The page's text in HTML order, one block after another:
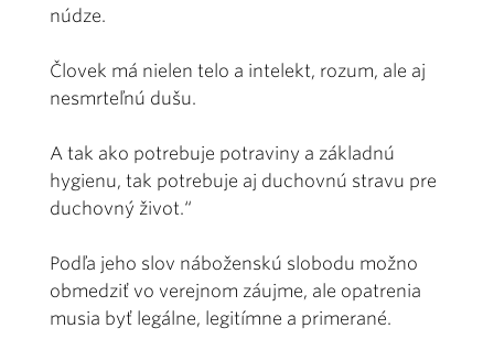
núdze.
Človek má nielen telo a intelekt, rozum, ale aj
nesmrteľnú dušu.
A tak ako potrebuje potraviny a základnú
hygienu, tak potrebuje aj duchovnú stravu pre
duchovný život.“
Podľa jeho slov náboženskú slobodu možno
obmedziť vo verejnom záujme, ale opatrenia
musia byť legálne, legitímne a primerané.